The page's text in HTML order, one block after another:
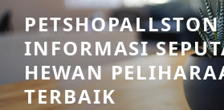
Skip
to
contentINFORMASI
HEWAN
TERBAIK